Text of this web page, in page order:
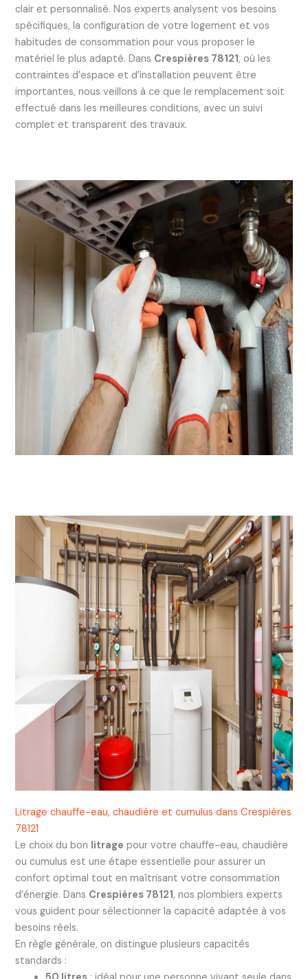
clair et personnalisé. Nos experts analysent vos besoins
spécifiques, la configuration de votre logement et vos
habitudes de consommation pour vous proposer le
matériel le plus adapté. Dans Crespières 78121, où les
contraintes d’espace et d’installation peuvent être
importantes, nous veillons à ce que le remplacement soit
effectué dans les meilleures conditions, avec un suivi
complet et transparent des travaux.
Litrage chauffe-eau, chaudière et cumulus dans Crespières
78121
Le choix du bon litrage pour votre chauffe-eau, chaudière
ou cumulus est une étape essentielle pour assurer un
confort optimal tout en maîtrisant votre consommation
d’énergie. Dans Crespières 78121, nos plombiers experts
vous guident pour sélectionner la capacité adaptée à vos
besoins réels.
En règle générale, on distingue plusieurs capacités
standards :